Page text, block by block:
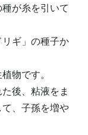
が糸を引いて
ギ」の種子か
物です。
後、粘液をま
、子孫を増や